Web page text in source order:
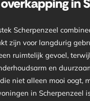
in
Scherpenzeel
zijn voor langdurig
ruimtelijk gevoel,
en
niet alleen mooi oogt,
in Scherpenzeel